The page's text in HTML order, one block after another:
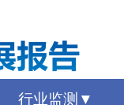
行业监测